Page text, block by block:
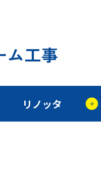
ム工事
リノッタ